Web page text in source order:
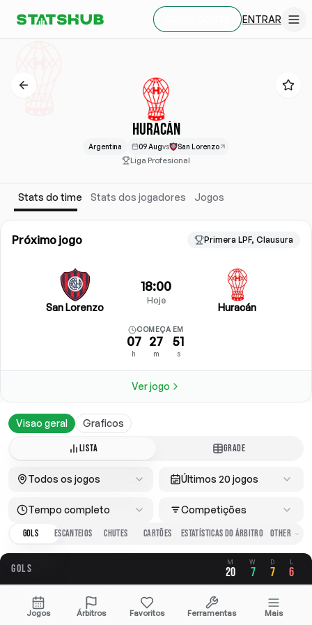
ENTRAR
HURACÁN
Argentina 09 Augvs San Lorenzo
Liga Profesional
Stats do time Stats dos jogadores Jogos
Próximo jogo Primera LPF, Clausura
San Lorenzo
18:00
Hoje
Huracán
COMEÇA EM
07
h
27
m
51
s
Ver jogo
Visao geral Graficos
LISTA GRADE
Todos os jogos Últimos 20 jogos
Tempo completo
Competições
GOLS
ESCANTEIOS CHUTES CARTÕES ESTATÍSTICAS DO ÁRBITRO
GOLS M
20
W
7
D
7
L
6
GERAL
1.80
A FAVOR
1.00
CONTRA
0.80
Jogos Árbitros Favoritos Ferramentas Mais